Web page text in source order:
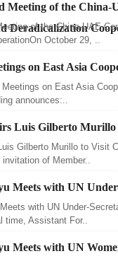
Meeting of the China-
Deradicalization
of the China-UAE
October 29, ..
on East Asia
on East Asia
announces:..
Luis Gilberto
Gilberto Murillo to Visit
of Member..
Meets with UN
with UN Under-
time, Assistant For..
Meets with UN